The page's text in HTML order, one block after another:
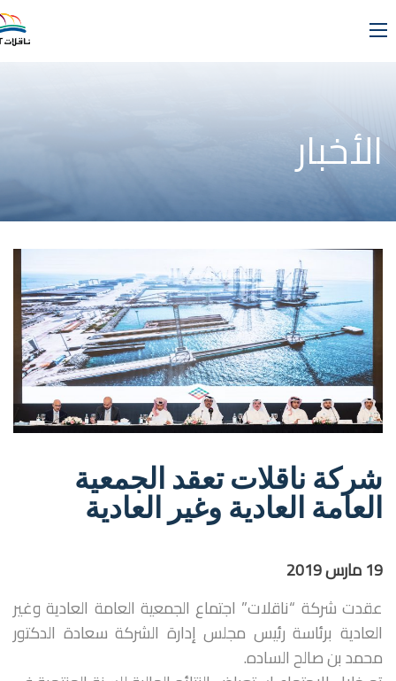
الأخبار
شركة ناقلات تعقد الجمعية
العامة العادية وغير العادية
19 مارس 2019
عقدت شركة “ناقلات” اجتماع الجمعية العامة العادية وغير
العادية برئاسة رئيس مجلس إدارة الشركة سعادة الدكتور
محمد بن صالح الساده.